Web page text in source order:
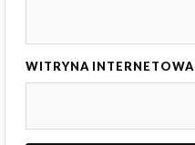
WITRYNA INTERNETOWA